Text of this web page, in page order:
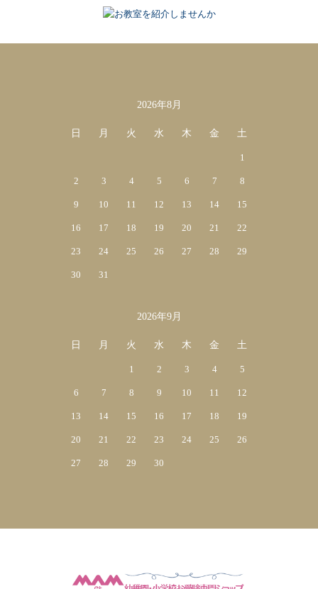
2026年8月
日 月 火 水 木 金 土
1
2 3 4 5 6 7 8
9 10 11 12 13 14 15
16 17 18 19 20 21 22
23 24 25 26 27 28 29
30 31
2026年9月
日 月 火 水 木 金 土
1 2 3 4 5
6 7 8 9 10 11 12
13 14 15 16 17 18 19
20 21 22 23 24 25 26
27 28 29 30